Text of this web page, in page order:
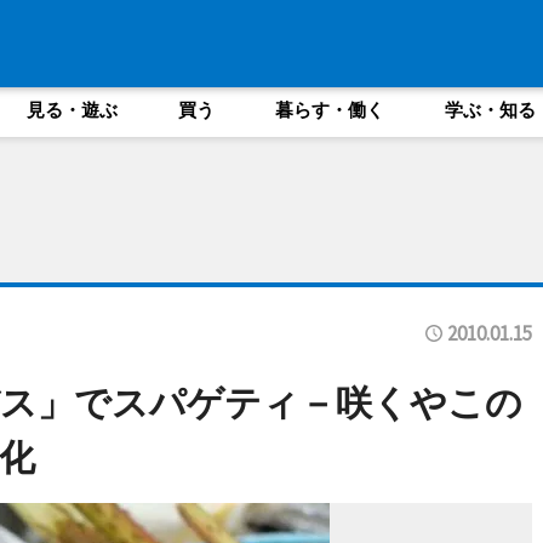
見る・遊ぶ 買う 暮らす・働く 学ぶ・知る
2010.01.15
」でスパゲティ－咲くやこの